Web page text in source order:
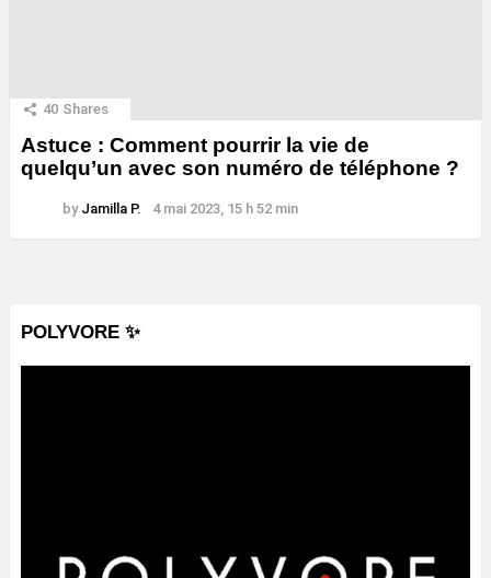
40 Shares
Astuce : Comment pourrir la vie de
quelqu’un avec son numéro de téléphone ?
by Jamilla P. 4 mai 2023, 15 h 52 min
POLYVORE ✨